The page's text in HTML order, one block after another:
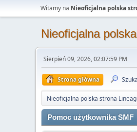
Witamy na Nieoficjalna polska
Nieoficjalna
Sierpień 09, 2026, 02:07:59 PM
Strona główna
Nieoficjalna polska strona
Pomoc użytkownika SMF